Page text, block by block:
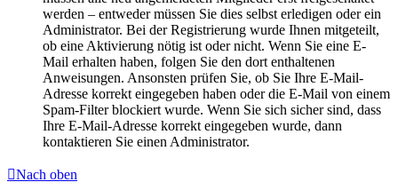
werden – entweder müssen Sie dies selbst erledigen oder ein
Administrator. Bei der Registrierung wurde Ihnen mitgeteilt,
ob eine Aktivierung nötig ist oder nicht. Wenn Sie eine E-
Mail erhalten haben, folgen Sie den dort enthaltenen
Anweisungen. Ansonsten prüfen Sie, ob Sie Ihre E-Mail-
Adresse korrekt eingegeben haben oder die E-Mail von einem
Spam-Filter blockiert wurde. Wenn Sie sich sicher sind, dass
Ihre E-Mail-Adresse korrekt eingegeben wurde, dann
kontaktieren Sie einen Administrator.
Nach oben